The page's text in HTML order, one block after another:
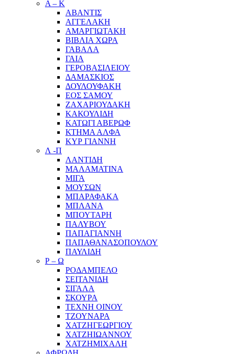
Α – Κ
ΑΒΑΝΤΙΣ
ΑΓΓΕΛΑΚΗ
ΑΜΑΡΓΙΩΤΑΚΗ
ΒΙΒΛΙΑ ΧΩΡΑ
ΓΑΒΑΛΑ
ΓΑΙΑ
ΓΕΡΟΒΑΣΙΛΕΙΟΥ
ΔΑΜΑΣΚΙΟΣ
ΔΟΥΛΟΥΦΑΚΗ
ΕΟΣ ΣΑΜΟΥ
ΖΑΧΑΡΙΟΥΔΑΚΗ
ΚΑΚΟΥΛΙΔΗ
ΚΑΤΩΓΙ ΑΒΕΡΩΦ
ΚΤΗΜΑ ΑΛΦΑ
ΚΥΡ ΓΙΑΝΝΗ
Λ -Π
ΛΑΝΤΙΔΗ
ΜΑΛΑΜΑΤΙΝΑ
ΜΙΓΑ
ΜΟΥΣΩΝ
ΜΠΑΡΑΦΑΚΑ
ΜΠΛΑΝΑ
ΜΠΟΥΤΑΡΗ
ΠΑΛΥΒΟΥ
ΠΑΠΑΓΙΑΝΝΗ
ΠΑΠΑΘΑΝΑΣΟΠΟΥΛΟΥ
ΠΑΥΛΙΔΗ
Ρ – Ω
ΡΟΔΑΜΠΕΛΟ
ΣΕΙΤΑΝΙΔΗ
ΣΙΓΑΛΑ
ΣΚΟΥΡΑ
ΤΕΧΝΗ ΟΙΝΟΥ
ΤΖΟΥΝΑΡΑ
ΧΑΤΖΗΓΕΩΡΓΙΟΥ
ΧΑΤΖΗΙΩΑΝΝΟΥ
ΧΑΤΖΗΜΙΧΑΛΗ